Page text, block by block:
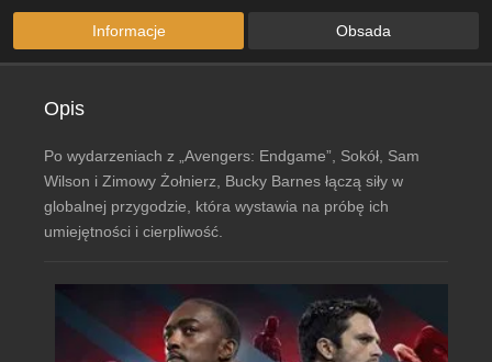
Informacje Obsada
Opis
Po wydarzeniach z „Avengers: Endgame”, Sokół, Sam
Wilson i Zimowy Żołnierz, Bucky Barnes łączą siły w
globalnej przygodzie, która wystawia na próbę ich
umiejętności i cierpliwość.